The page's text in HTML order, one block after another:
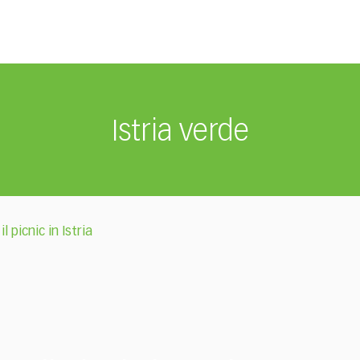
Istria verde
il picnic in Istria